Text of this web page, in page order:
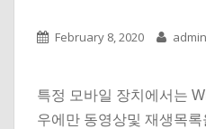
February 8, 2020
특정 모바일 장치에서는
우에만 동영상및 재생목